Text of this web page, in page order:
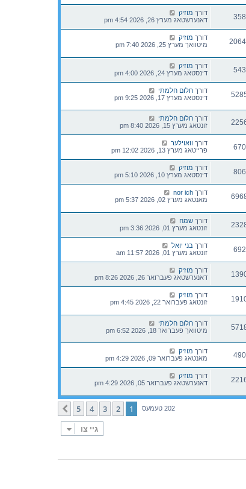
358 דורך מוזיק
דאנערשטאג מערץ 26, 2026 4:54 pm
דורך מוזיק
מיטוואך מערץ 25, 2026 7:40 pm
543 דורך מוזיק
דינסטאג מערץ 24, 2026 4:00 pm
דורך חלום חלמתי
דינסטאג מערץ 17, 2026 9:25 pm
דורך חלום חלמתי
זונטאג מערץ 15, 2026 8:40 pm
670 דורך וואוילער
פרייטאג מערץ 13, 2026 12:02 pm
806 דורך מוזיק
דינסטאג מערץ 10, 2026 5:10 pm
דורך nor ich
מאנטאג מערץ 02, 2026 5:37 pm
דורך שמח
זונטאג מערץ 01, 2026 3:36 pm
692 דורך בני יואל
זונטאג מערץ 01, 2026 11:57 am
דורך מוזיק
דאנערשטאג פעברואר 26, 2026 8:26 pm
דורך מוזיק
זונטאג פעברואר 22, 2026 4:45 pm
דורך חלום חלמתי
מיטוואך פעברואר 18, 2026 6:52 pm
490 דורך מוזיק
מאנטאג פעברואר 09, 2026 4:29 pm
דורך מוזיק
דאנערשטאג פעברואר 05, 2026 4:29 pm
202 טעמעס 1
2
3
4
5
קומענדיגע
גיי צו